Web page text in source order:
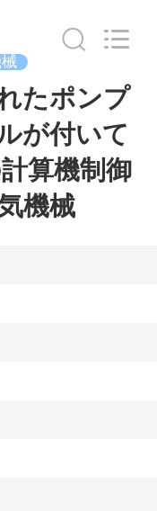
たポンプ
が付いて
算機制御
機械